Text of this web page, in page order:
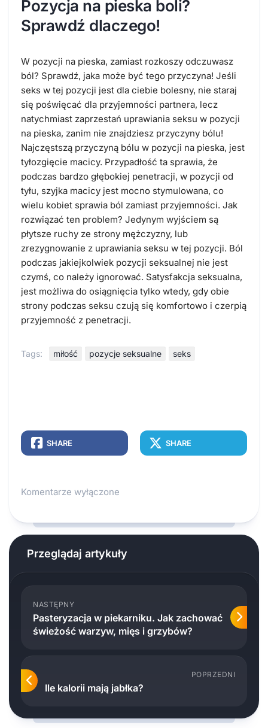
Pozycja na pieska boli?
Sprawdź dlaczego!
W pozycji na pieska, zamiast rozkoszy odczuwasz
ból? Sprawdź, jaka może być tego przyczyna! Jeśli
seks w tej pozycji jest dla ciebie bolesny, nie staraj
się poświęcać dla przyjemności partnera, lecz
natychmiast zaprzestań uprawiania seksu w pozycji
na pieska, zanim nie znajdziesz przyczyny bólu!
Najczęstszą przyczyną bólu w pozycji na pieska, jest
tyłozgięcie macicy. Przypadłość ta sprawia, że
podczas bardzo głębokiej penetracji, w pozycji od
tyłu, szyjka macicy jest mocno stymulowana, co
wielu kobiet sprawia ból zamiast przyjemności. Jak
rozwiązać ten problem? Jedynym wyjściem są
płytsze ruchy ze strony mężczyzny, lub
zrezygnowanie z uprawiania seksu w tej pozycji. Ból
podczas jakiejkolwiek pozycji seksualnej nie jest
czymś, co należy ignorować. Satysfakcja seksualna,
jest możliwa do osiągnięcia tylko wtedy, gdy obie
strony podczas seksu czują się komfortowo i czerpią
przyjemność z penetracji.
Tags: miłość pozycje seksualne seks
SHARE SHARE
Komentarze wyłączone
Przeglądaj artykuły
NASTĘPNY
Pasteryzacja w piekarniku. Jak zachować
świeżość warzyw, mięs i grzybów?
POPRZEDNI
Ile kalorii mają jabłka?